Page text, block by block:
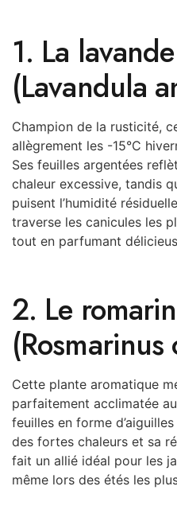
1. La
(Lavandula
Champion de la rusticité,
allègrement les -15°C
Ses feuilles argentées
chaleur excessive, tandis
puisent l’humidité
traverse les canicules les
tout en parfumant
2. Le
Cette plante aromatique
parfaitement acclimatée
feuilles en forme
des fortes chaleurs et sa
fait un allié idéal pour les
même lors des étés les